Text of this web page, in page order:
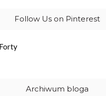
Follow Us on Pinterest
Archiwum bloga